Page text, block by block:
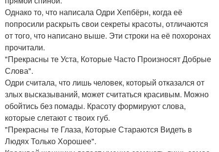
Однако то, что написала Одри Хепбёрн, когда её
попросили раскрыть свои секреты красоты, отличаются
от того, что написано выше. Эти строки на её похоронах
прочитали.
"Прекрасны те Уста, Которые Часто Произносят Добрые
Слова".
Одри считала, что лишь человек, который отказался от
злых высказываний, может считаться красивым. Можно
обойтись без помады. Красоту формируют слова,
которые слетают с твоих губ.
"Прекрасны те Глаза, Которые Стараются Видеть в
Людях Только Хорошее".